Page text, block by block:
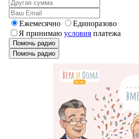
Ежемесячно
Единоразово
Я принимаю условия платежа
Помочь радио
Помочь радио